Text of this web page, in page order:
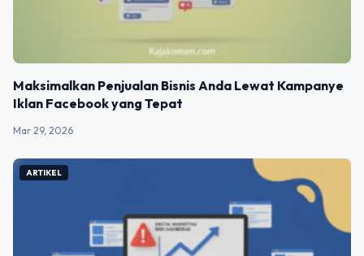
Maksimalkan Penjualan Bisnis Anda Lewat Kampanye
Iklan Facebook yang Tepat
Mar 29, 2026
ARTIKEL